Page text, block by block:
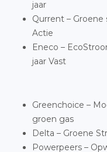
jaar
Qurrent – Groene
Actie
Eneco –
jaar Vast
Greenchoice –
groen gas
Delta – Groene
Powerpeers –